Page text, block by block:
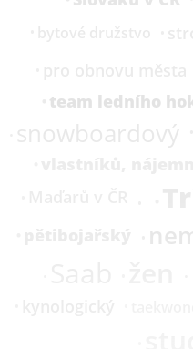
team ledního